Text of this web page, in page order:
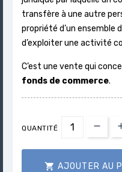
transfère à une autre
propriété d’un ensemble
d’exploiter une activité
C’est une vente qui
fonds de commerce.
QUANTITÉ
 AJOUTER AU